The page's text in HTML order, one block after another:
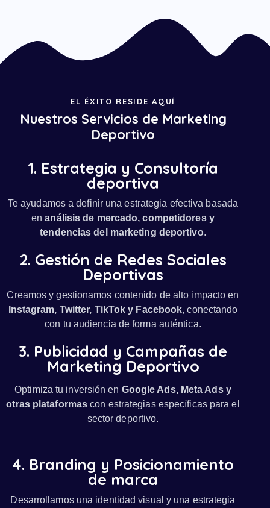
EL ÉXITO RESIDE AQUÍ
Nuestros Servicios de Marketing
Deportivo
1. Estrategia y Consultoría
deportiva
Te ayudamos a definir una estrategia efectiva basada
enanálisis de mercado, competidores y
tendencias del marketing deportivo.
2. Gestión de Redes Sociales
Deportivas
Creamos y gestionamos contenido de alto impacto en
Instagram, Twitter, TikTok y Facebook, conectando
con tu audiencia de forma auténtica.
3. Publicidad y Campañas de
Marketing Deportivo
Optimiza tu inversión en Google Ads, Meta Ads y
otras plataformas con estrategias específicas para el
sector deportivo.
4. Branding y Posicionamiento
de marca
Desarrollamos una identidad visual y una estrategia